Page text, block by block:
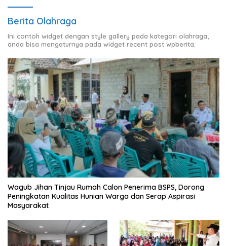
Berita Olahraga
Ini contoh widget dengan style gallery pada kategori olahraga,
anda bisa mengaturnya pada widget recent post wpberita.
Wagub Jihan Tinjau Rumah Calon Penerima BSPS, Dorong
Peningkatan Kualitas Hunian Warga dan Serap Aspirasi
Masyarakat